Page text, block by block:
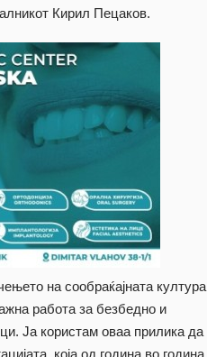
Кирил Пецаков.
на сообраќајната култура
работа за безбедно и
Ја користам оваа прилика да